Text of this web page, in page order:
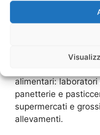
una strategia
Le colonie di topi e
alimentari:
panetterie e
supermercati e
allevamenti.